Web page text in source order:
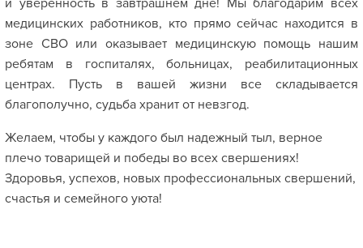
и уверенность в завтрашнем дне! Мы благодарим всех
медицинских работников, кто прямо сейчас находится в
зоне СВО или оказывает медицинскую помощь нашим
ребятам в госпиталях, больницах, реабилитационных
центрах. Пусть в вашей жизни все складывается
благополучно, судьба хранит от невзгод.
Желаем, чтобы у каждого был надежный тыл, верное
плечо товарищей и победы во всех свершениях!
Здоровья, успехов, новых профессиональных свершений,
счастья и семейного уюта!